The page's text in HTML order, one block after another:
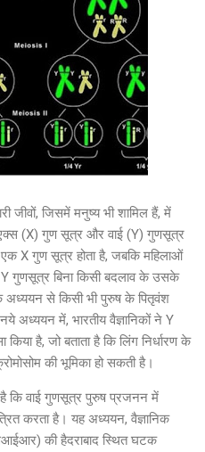
जीवों, जिसमें मनुष्य भी शामिल हैं, में
एक्स (X) गुण सूत्र और वाई (Y) गुणसूत्र
X गुण सूत्र होता है, जबकि महिलाओं
Y गुणसूत्र बिना किसी बदलाव के उसके
अध्ययन से किसी भी पुरुष के पितृवंश
अध्ययन में, भारतीय वैज्ञानिकों ने Y
है, जो बताता है कि लिंग निर्धारण के
की भूमिका हो सकती है।
है कि वाई गुणसूत्र पुरुष प्रजनन में
करता है। यह अध्ययन, वैज्ञानिक
की हैदराबाद स्थित घटक